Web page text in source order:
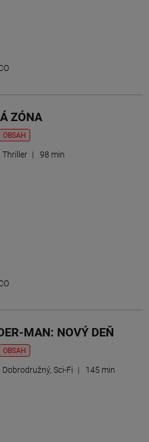
ZÓNA
OBSAH
Thriller | 98 min
MAN: NOVÝ DEŇ
OBSAH
Dobrodružný, Sci-Fi | 145 min